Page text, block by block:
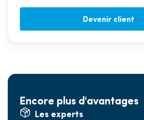
Devenir client
Encore plus d'avantages
Les experts